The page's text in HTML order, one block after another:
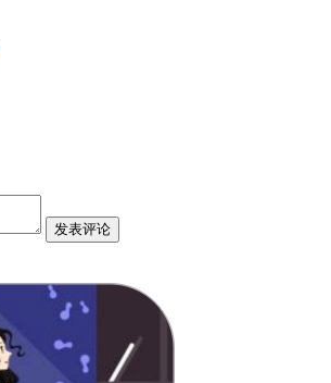
发表评论